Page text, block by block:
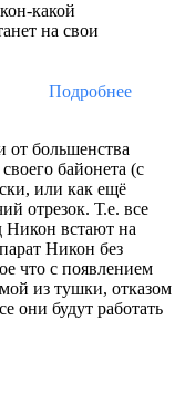
какой
на свои
Подробнее
от большенства
байонета (с
или как ещё
отрезок. Т.е. все
Никон встают на
Никон без
что с появлением
из тушки, отказом
они будут работать